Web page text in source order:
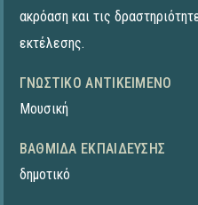
ακρόαση και τις
εκτέλεσης.
ΓΝΩΣΤΙΚΌ ΑΝΤΙΚΕΊΜΕΝΟ
Μουσική
ΒΑΘΜΊΔΑ ΕΚΠΑΊΔΕΥΣΗΣ
δημοτικό